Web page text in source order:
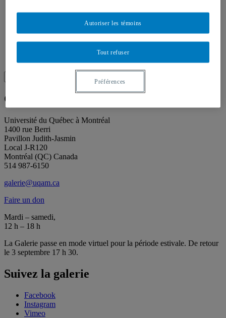
Proposition de projet
Plan des salles
Salle de presse
for:
Search
Galerie de l’UQAM
Université du Québec à Montréal
1400 rue Berri
Pavillon Judith-Jasmin
Local J-R120
Montréal (QC) Canada
514 987-6150
galerie@uqam.ca
Faire un don
Mardi – samedi,
12 h – 18 h
La Galerie passe en mode virtuel pour la période estivale. De retour
le 3 septembre 17 h 30.
Suivez la galerie
Facebook
Instagram
Vimeo
Tout refuser
Autoriser les témoins
Préférences